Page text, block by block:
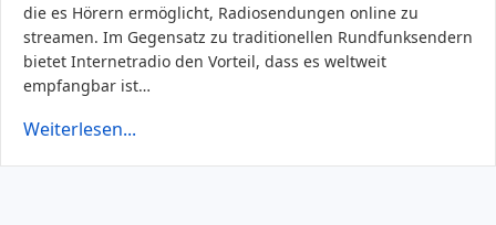
die es Hörern ermöglicht, Radiosendungen online zu
streamen. Im Gegensatz zu traditionellen Rundfunksendern
bietet Internetradio den Vorteil, dass es weltweit
empfangbar ist…
Weiterlesen...